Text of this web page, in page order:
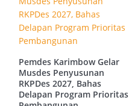
Pemdes Karimbow Gelar
Musdes Penyusunan
RKPDes 2027, Bahas
Delapan Program Prioritas